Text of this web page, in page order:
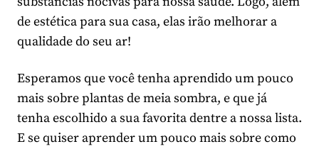
de estética para sua casa, elas irão melhorar a
qualidade do seu ar!
Esperamos que você tenha aprendido um pouco
mais sobre plantas de meia sombra, e que já
tenha escolhido a sua favorita dentre a nossa lista.
E se quiser aprender um pouco mais sobre como